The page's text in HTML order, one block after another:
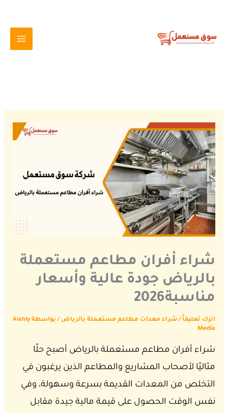
المحتوى
شراء أفران مطاعم مستعملة
بالرياض جودة عالية وأسعار
مناسبة2026
اترك تعليقاً /شراء معدات مطاعم مستعملة بالرياض / بواسطة Alahly
Media
شراء أفران مطاعم مستعملة بالرياض أصبح حلًا
مثاليًا لأصحاب المشاريع والمطاعم الذين يرغبون في
التخلص من المعدات القديمة بسرعة وسهولة، وفي
نفس الوقت الحصول على قيمة مالية جيدة مقابل